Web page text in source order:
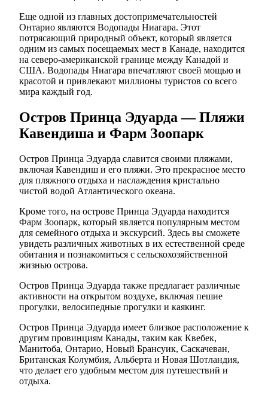
Еще одной из главных достопримечательностей
Онтарио являются Водопады Ниагара. Этот
потрясающий природный объект, который является
одним из самых посещаемых мест в Канаде, находится
на северо-американской границе между Канадой и
США. Водопады Ниагара впечатляют своей мощью и
красотой и привлекают миллионы туристов со всего
мира каждый год.
Остров Принца Эдуарда — Пляжи
Кавендиша и Фарм Зоопарк
Остров Принца Эдуарда славится своими пляжами,
включая Кавендиш и его пляжи. Это прекрасное место
для пляжного отдыха и наслаждения кристально
чистой водой Атлантического океана.
Кроме того, на острове Принца Эдуарда находится
Фарм Зоопарк, который является популярным местом
для семейного отдыха и экскурсий. Здесь вы сможете
увидеть различных животных в их естественной среде
обитания и познакомиться с сельскохозяйственной
жизнью острова.
Остров Принца Эдуарда также предлагает различные
активности на открытом воздухе, включая пешие
прогулки, велосипедные прогулки и каякинг.
Остров Принца Эдуарда имеет близкое расположение к
другим провинциям Канады, таким как Квебек,
Манитоба, Онтарио, Новый Брансуик, Саскачеван,
Британская Колумбия, Альберта и Новая Шотландия,
что делает его удобным местом для путешествий и
отдыха.